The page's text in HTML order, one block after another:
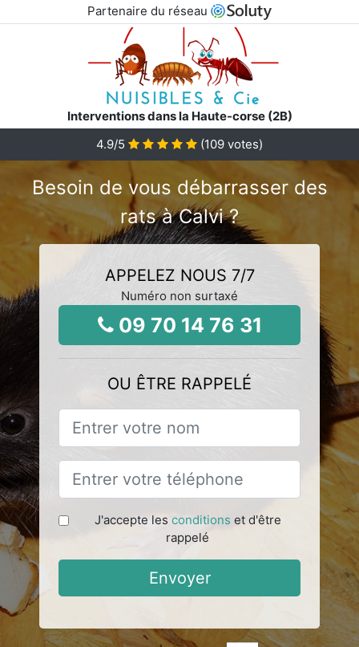
Partenaire du réseau
Interventions dans la Haute-corse (2B)
4.9/5 (109 votes)
Besoin de vous débarrasser des
rats à Calvi ?
APPELEZ NOUS 7/7
Numéro non surtaxé
09 70 14 76 31
OU ÊTRE RAPPELÉ
J'accepte les conditions et d'être
rappelé
Envoyer